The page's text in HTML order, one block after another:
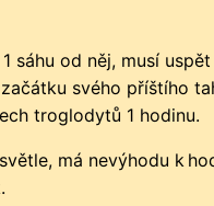
sáhu od něj, musí uspět
svého příštího
troglodytů 1 hodinu.
má nevýhodu k